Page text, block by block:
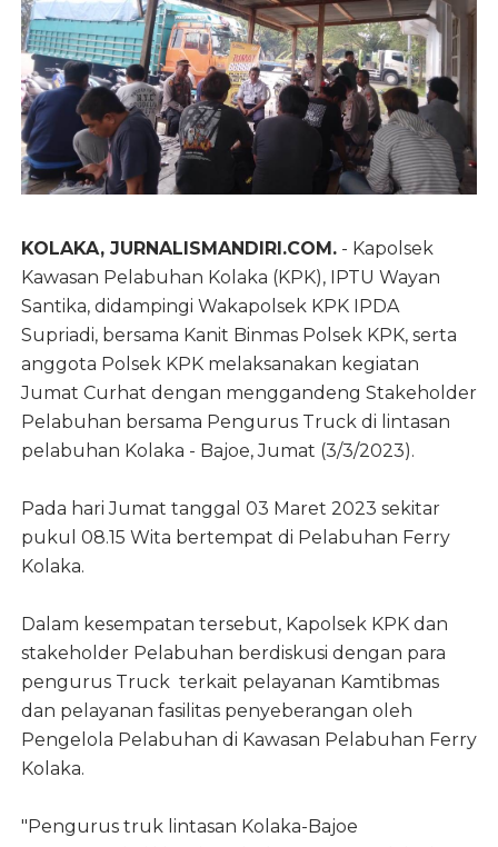
KOLAKA, JURNALISMANDIRI.COM.- Kapolsek
Kawasan Pelabuhan Kolaka (KPK),
IPTU Wayan
Santika, didampingi Wakapolsek KPK IPDA
Supriadi, bersama Kanit Binmas Polsek KPK, serta
anggota Polsek KPK melaksanakan kegiatan
Jumat Curhat dengan menggandeng Stakeholder
Pelabuhan bersama Pengurus Truck di lintasan
pelabuhan Kolaka - Bajoe,Jumat (3/3/2023).
Pada hari Jumat tanggal 03 Maret 2023 sekitar
pukul 08.15 Wita bertempat di Pelabuhan Ferry
Kolaka.
Dalam kesempatan tersebut, Kapolsek KPK dan
stakeholder Pelabuhan berdiskusi dengan para
pengurus Truck terkait pelayanan Kamtibmas
dan pelayanan fasilitas penyeberangan oleh
Pengelola Pelabuhan di Kawasan Pelabuhan Ferry
Kolaka.
"Pengurus truk lintasan Kolaka-Bajoe